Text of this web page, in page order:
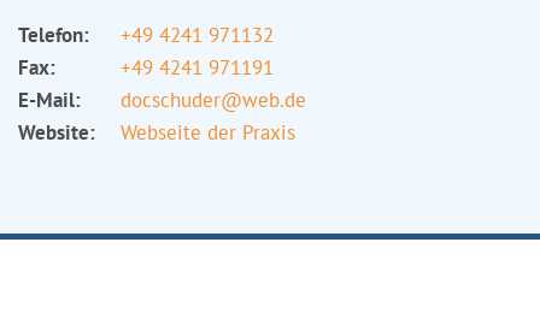
Telefon:
+49 4241 971132
Fax:
+49 4241 971191
E-Mail:
docschuder@web.de
Website:
Webseite der Praxis